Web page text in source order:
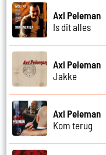
Axl Peleman
Is dit alles
Axl Peleman
Jakke
Axl Peleman
Kom terug